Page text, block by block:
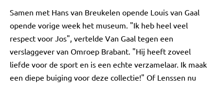
Samen met Hans van Breukelen opende Louis van Gaal
opende vorige week het museum. "Ik heb heel veel
respect voor Jos", vertelde Van Gaal tegen een
verslaggever van Omroep Brabant. "Hij heeft zoveel
liefde voor de sport en is een echte verzamelaar. Ik maak
een diepe buiging voor deze collectie!" Of Lenssen nu